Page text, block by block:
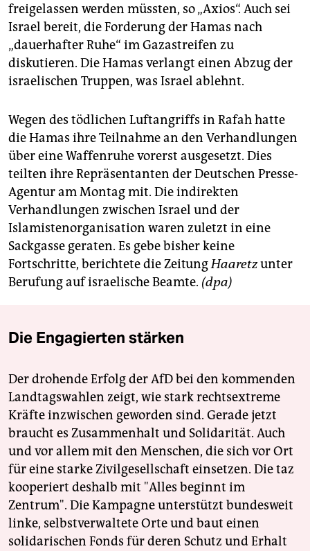
freigelassen werden müssten, so „Axios“. Auch sei
Israel bereit, die Forderung der Hamas nach
„dauerhafter Ruhe“ im Gazastreifen zu
diskutieren. Die Hamas verlangt einen Abzug der
israelischen Truppen, was Israel ablehnt.
Wegen des tödlichen Luftangriffs in Rafah hatte
die Hamas ihre Teilnahme an den Verhandlungen
über eine Waffenruhe vorerst ausgesetzt. Dies
teilten ihre Repräsentanten der Deutschen Presse-
Agentur am Montag mit. Die indirekten
Verhandlungen zwischen Israel und der
Islamistenorganisation waren zuletzt in eine
Sackgasse geraten. Es gebe bisher keine
Fortschritte, berichtete die ZeitungHaaretzunter
Berufung auf israelische Beamte. (dpa)
Die Engagierten stärken
Der drohende Erfolg der AfD bei den kommenden
Landtagswahlen zeigt, wie stark rechtsextreme
Kräfte inzwischen geworden sind. Gerade jetzt
braucht es Zusammenhalt und Solidarität. Auch
und vor allem mit den Menschen, die sich vor Ort
für eine starke Zivilgesellschaft einsetzen. Die taz
kooperiert deshalb mit "Alles beginnt im
Zentrum". Die Kampagne unterstützt bundesweit
linke, selbstverwaltete Orte und baut einen
solidarischen Fonds für deren Schutz und Erhalt